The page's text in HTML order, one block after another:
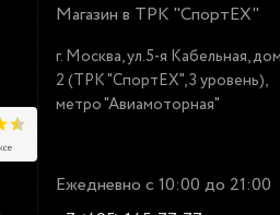
Магазин в ТРК "СпортЕХ"
г. Москва, ул.5-я Кабельная, дом
2 (ТРК "СпортЕХ", 3 уровень),
метро "Авиамоторная"
Ежедневно с 10:00 до 21:00